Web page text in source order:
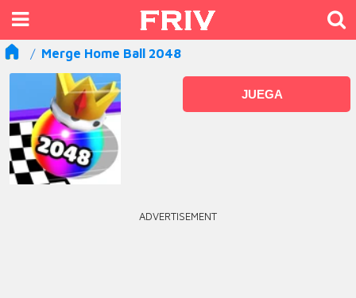
Merge Home Ball 2048
JUEGA
ADVERTISEMENT